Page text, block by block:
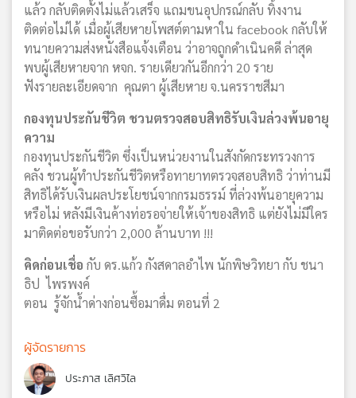
แล้ว กลับติดตั้งไม่แล้วเสร็จ แถมขนอุปกรณ์กลับ ทิ้งงาน
ติดต่อไม่ได้ เมื่อผู้เสียหายโพสต์ตามหาใน facebook กลับให้
ทนายความส่งหนังสือแจ้งเตือน ว่าอาจถูกดำเนินคดี ล่าสุด
พบผู้เสียหายจาก หจก. รายเดียวกันอีกกว่า 20 ราย
ฟังรายละเอียดจาก คุณตา ผู้เสียหาย จ.นครราชสีมา
กองทุนประกันชีวิต ชวนตรวจสอบสิทธิรับเงินล่วงพ้นอายุ
ความ
กองทุนประกันชีวิต ซึ่งเป็นหน่วยงานในสังกัดกระทรวงการ
คลัง ชวนผู้ทำประกันชีวิตหรือทายาทตรวจสอบสิทธิ ว่าท่านมี
สิทธิได้รับเงินผลประโยชน์จากกรมธรรม์ ที่ล่วงพ้นอายุความ
หรือไม่ หลังมีเงินค้างท่อรอจ่ายให้เจ้าของสิทธิ แต่ยังไม่มีใคร
มาติดต่อขอรับกว่า 2,000 ล้านบาท !!!
คิดก่อนเชื่อ กับ ดร.แก้ว กังสดาลอำไพ นักพิษวิทยา กับ ชนา
ธิป ไพรพงค์
ตอน รู้จักน้ำด่างก่อนซื้อมาดื่ม ตอนที่ 2
ผู้จัดรายการ
ประภาส เลิศวิไล